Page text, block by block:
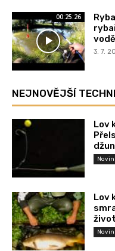
00:25:26
vodě
3. 7.
NEJNOVĚJŠÍ
Lov
Lov